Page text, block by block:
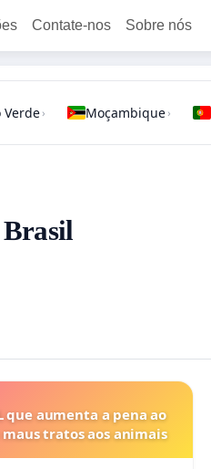
Contate-nos Sobre nós
Verde› Moçambique›
Brasil
que aumenta a pena ao
tratos aos animais